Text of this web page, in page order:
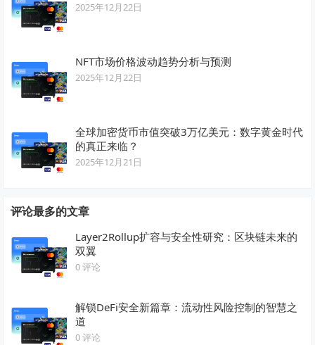
2025年12月22日
NFT市场价格波动趋势分析与预测
2025年12月22日
全球加密货币市值突破3万亿美元：数字黄金时代
的真正来临？
2025年12月21日
评论最多的文章
Layer2Rollup扩容与安全性研究：区块链未来的
双翼
0 评论
解锁DeFi安全新篇章：流动性风险控制的智慧之
道
0 评论